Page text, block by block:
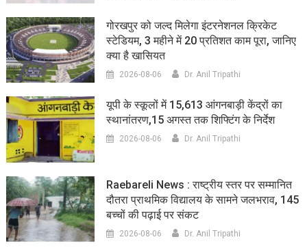
गोरखपुर को जल्द मिलेगा इंटरनेशनल क्रिकेट
स्टेडियम, 3 महीने में 20 प्रतिशत काम पूरा, जानिए
क्या है खासियत
2026-08-06 Dr. Anil Tripathi
यूपी के स्कूलों में 15,613 आंगनबाड़ी केंद्रों का
स्थानांतरण,15 अगस्त तक शिफ्टिंग के निर्देश
2026-08-06 Dr. Anil Tripathi
Raebareli News : राष्ट्रीय स्तर पर सम्मानित
दौतरा प्राथमिक विद्यालय के सामने जलभराव, 145
बच्चों की पढ़ाई पर संकट
2026-08-06 Dr. Anil Tripathi